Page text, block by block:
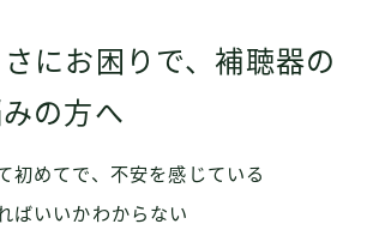
にお困りで、補聴器の
の方へ
初めてで、不安を感じている
ばいいかわからない